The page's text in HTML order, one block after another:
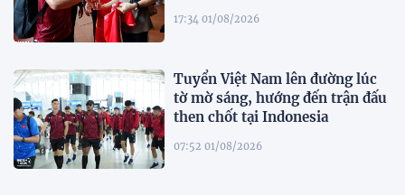
17:34 01/08/2026
Tuyển Việt Nam lên đường lúc
tờ mờ sáng, hướng đến trận đấu
then chốt tại Indonesia
07:52 01/08/2026